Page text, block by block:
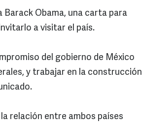
Obama, una carta para
a visitar el país.
del gobierno de México
y trabajar en la construcción
relación entre ambos países